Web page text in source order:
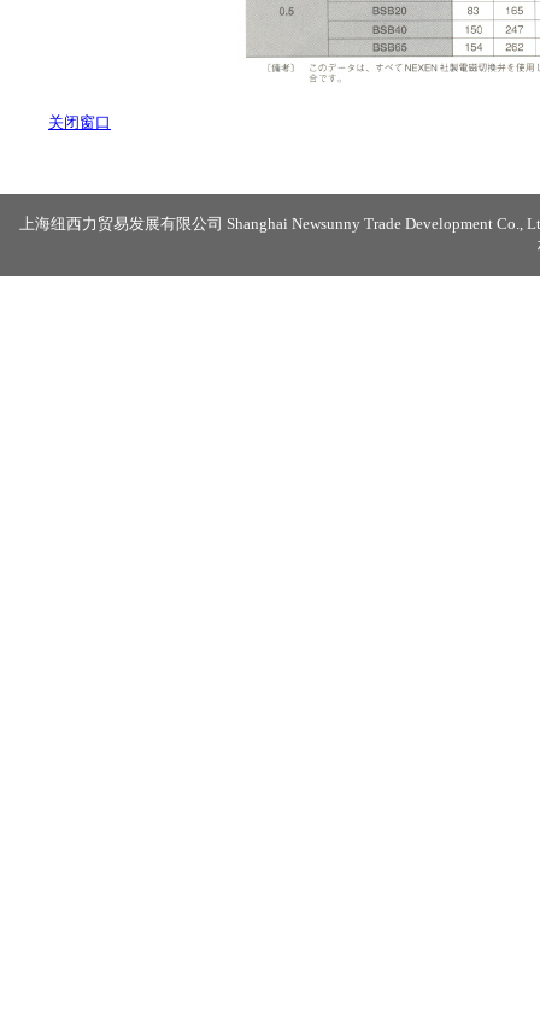
关闭窗口
上海纽西力贸易发展有限公司 Shanghai Newsunny Trade Development Co.,